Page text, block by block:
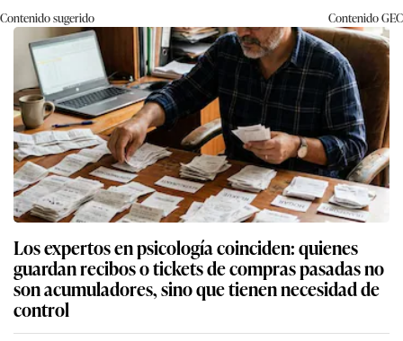
Contenido sugerido ContenidoGEC
Los expertos en psicología coinciden: quienes
guardan recibos o tickets de compras pasadas no
son acumuladores, sino que tienen necesidad de
control